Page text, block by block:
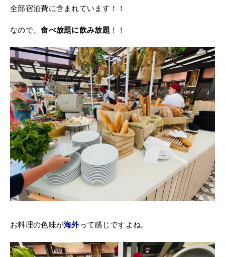
全部宿泊費に含まれています！！
なので、食べ放題に飲み放題 ！！
お料理の色味が海外って感じですよね。